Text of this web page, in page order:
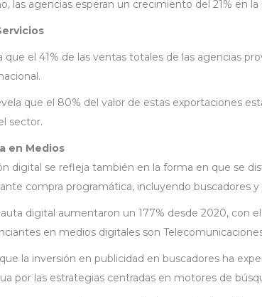
las agencias esperan un crecimiento del 21% en
que el 41% de las ventas totales de las agencias
que el 80% del valor de estas exportaciones
sector.
en Medios
digital se refleja también en la forma en que se
compra programática, incluyendo buscadores y
digital aumentaron un 177% desde 2020, con
en medios digitales son
la inversión en publicidad en buscadores ha
por las estrategias centradas en motores de